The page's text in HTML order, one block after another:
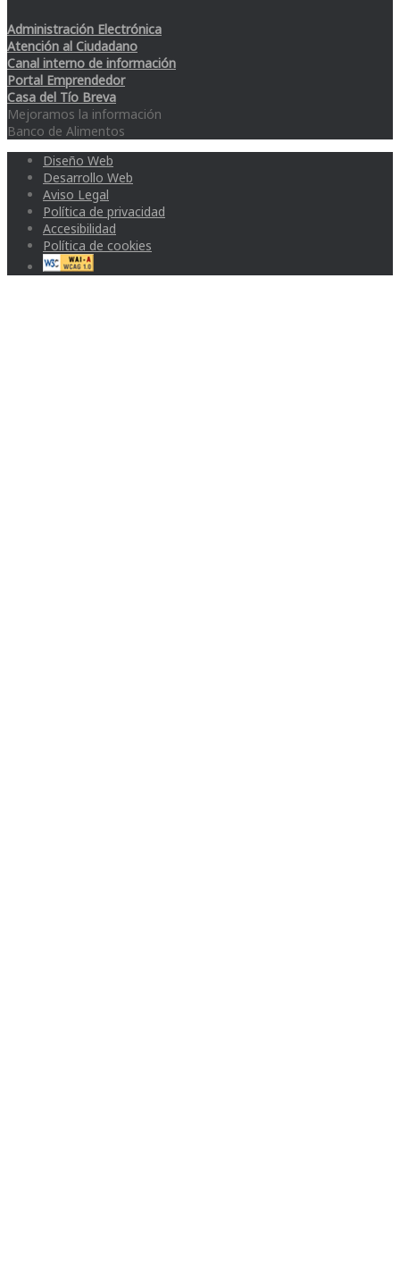
Administración Electrónica
Atención al Ciudadano
Canal interno de información
Portal Emprendedor
Casa del Tío Breva
Mejoramos la información
Banco de Alimentos
Diseño Web
Desarrollo Web
Aviso Legal
Política de privacidad
Accesibilidad
Política de cookies